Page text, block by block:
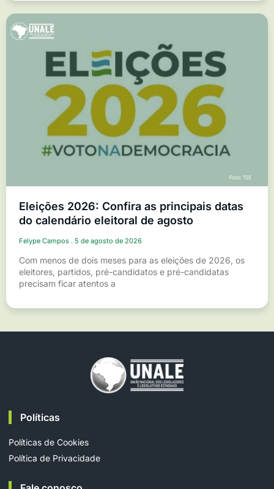
Eleições 2026: Confira as principais datas
do calendário eleitoral de agosto
Felype Campos 5 de agosto de 2026
Com menos de dois meses para as eleições de 2026, os
eleitores, partidos, pré-candidatos e pré-candidatas
precisam ficar atentos a
Políticas
Políticas de Cookies
Política de Privacidade